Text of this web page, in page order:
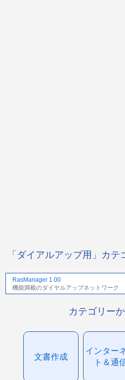
「ダイアルアップ用」カ
RasManager 1.00
機能満載のダイヤルアップネットワーク
カテゴリー
文書作成
インター
ト＆通